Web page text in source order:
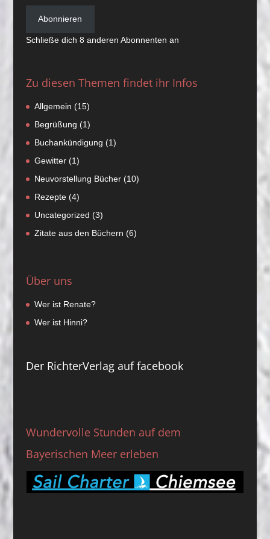
Adresse
Abonnieren
Schließe dich 8 anderen Abonnenten an
Zu diesen Themen findet ihr Infos
Allgemein (15)
Begrüßung (1)
Buchankündigung (1)
Gewitter(1)
Neuvorstellung Bücher(10)
Rezepte(4)
Uncategorized (3)
Zitate aus den Büchern (6)
Über uns
Wer ist Renate?
Wer ist Hinni?
Der RichterVerlag auf facebook
Wundervolle Stunden auf dem
Bayerischen Meer erleben